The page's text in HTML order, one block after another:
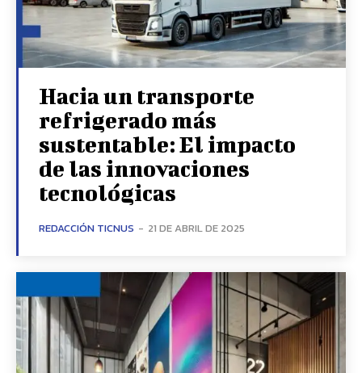
Hacia un transporte
refrigerado más
sustentable: El impacto
de las innovaciones
tecnológicas
REDACCIÓN TICNUS - 21 DE ABRIL DE 2025